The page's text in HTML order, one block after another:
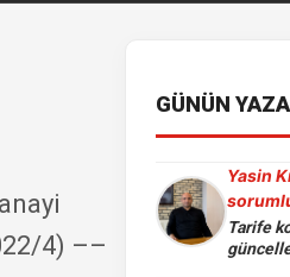
4) ––
GÜNÜN
Yasin
Tarife